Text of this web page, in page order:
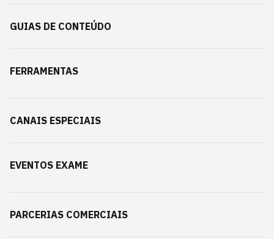
GUIAS DE CONTEÚDO
FERRAMENTAS
CANAIS ESPECIAIS
EVENTOS EXAME
PARCERIAS COMERCIAIS